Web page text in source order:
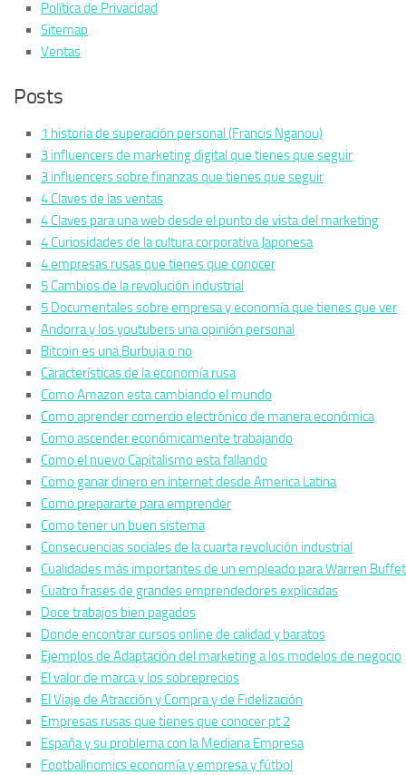
Política de Privacidad
Sitemap
Ventas
Posts
1 historia de superación personal (Francis Nganou)
3 influencers de marketing digital que tienes que seguir
3 influencers sobre finanzas que tienes que seguir
4 Claves de las ventas
4 Claves para una web desde el punto de vista del marketing
4 Curiosidades de la cultura corporativa Japonesa
4 empresas rusas que tienes que conocer
5 Cambios de la revolución industrial
5 Documentales sobre empresa y economía que tienes que ver
Andorra y los youtubers una opinión personal
Bitcoin es una Burbuja o no
Características de la economía rusa
Como Amazon esta cambiando el mundo
Como aprender comercio electrónico de manera económica
Como ascender económicamente trabajando
Como el nuevo Capitalismo esta fallando
Como ganar dinero en internet desde America Latina
Como prepararte para emprender
Como tener un buen sistema
Consecuencias sociales de la cuarta revolución industrial
Cualidades más importantes de un empleado para Warren Buffet
Cuatro frases de grandes emprendedores explicadas
Doce trabajos bien pagados
Donde encontrar cursos online de calidad y baratos
Ejemplos de Adaptación del marketing a los modelos de negocio
El valor de marca y los sobreprecios
El Viaje de Atracción y Compra y de Fidelización
Empresas rusas que tienes que conocer pt 2
España y su problema con la Mediana Empresa
Footballnomics economía y empresa y fútbol